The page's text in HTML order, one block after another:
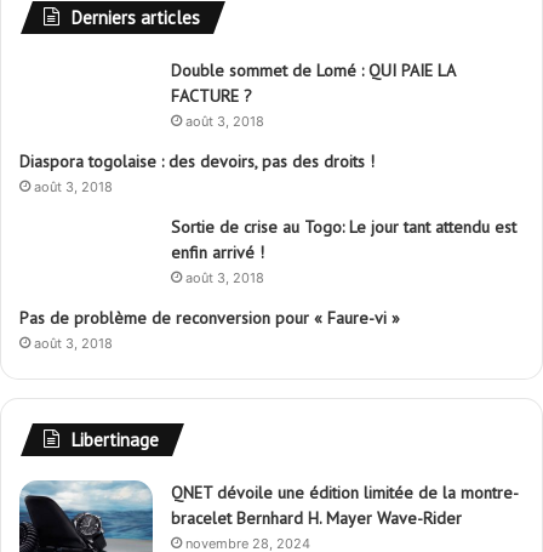
Derniers articles
Double sommet de Lomé : QUI PAIE LA
FACTURE ?
août 3, 2018
Diaspora togolaise : des devoirs, pas des droits !
août 3, 2018
Sortie de crise au Togo: Le jour tant attendu est
enfin arrivé !
août 3, 2018
Pas de problème de reconversion pour « Faure-vi »
août 3, 2018
Libertinage
QNET dévoile une édition limitée de la montre-
bracelet Bernhard H. Mayer Wave-Rider
novembre 28, 2024